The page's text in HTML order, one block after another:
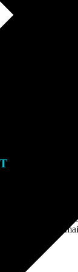
заказа к печати
могут
телефону или